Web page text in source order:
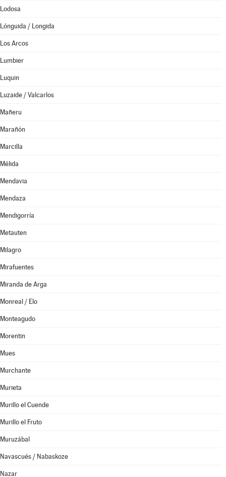
Lodosa
Lónguida / Longida
Los Arcos
Lumbier
Luquin
Luzaide / Valcarlos
Mañeru
Marañón
Marcilla
Mélida
Mendavia
Mendaza
Mendigorría
Metauten
Milagro
Mirafuentes
Miranda de Arga
Monreal / Elo
Monteagudo
Morentin
Mues
Murchante
Murieta
Murillo el Cuende
Murillo el Fruto
Muruzábal
Navascués / Nabaskoze
Nazar